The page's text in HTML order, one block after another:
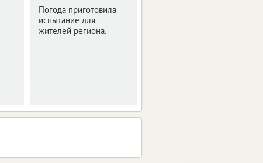
Погода приготовила
испытание для
жителей региона.